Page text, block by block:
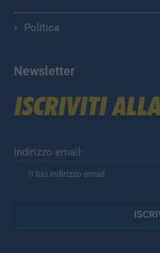
Politica
Newsletter
Indirizzo email: